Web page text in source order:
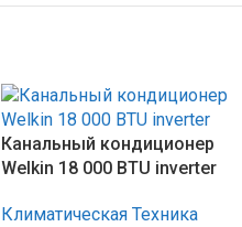
Канальный кондиционер
Welkin 18 000 BTU inverter
Климатическая Техника